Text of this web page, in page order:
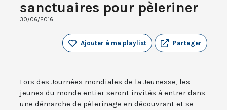
sanctuaires pour pèleriner
30/06/2016
Partager
Ajouter à ma playlist
Lors des Journées mondiales de la Jeunesse, les
jeunes du monde entier seront invités à entrer dans
une démarche de pèlerinage en découvrant et se